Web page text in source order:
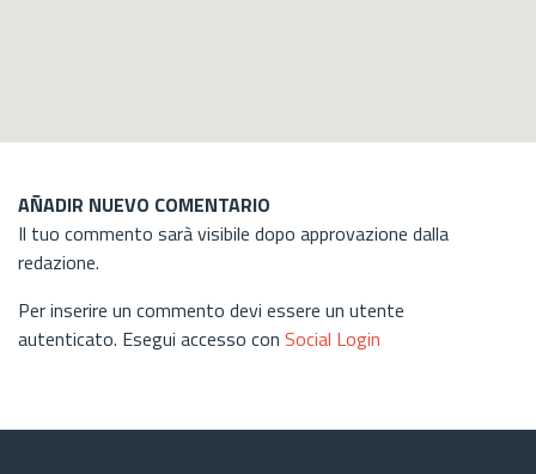
AÑADIR NUEVO COMENTARIO
Il tuo commento sarà visibile dopo approvazione dalla
redazione.
Per inserire un commento devi essere un utente
autenticato. Esegui accesso con Social Login